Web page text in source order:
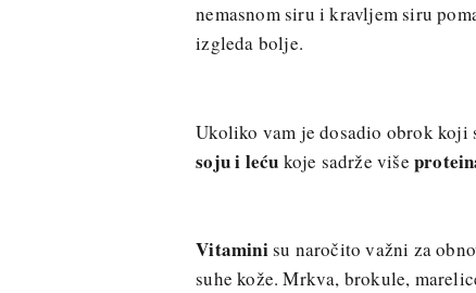
nemasnom siru i kravljem siru
izgleda bolje.
Ukoliko vam je dosadio obrok koji
soju i leću koje sadrže više
Vitaminisu naročito važni za
suhe kože. Mrkva, brokule,